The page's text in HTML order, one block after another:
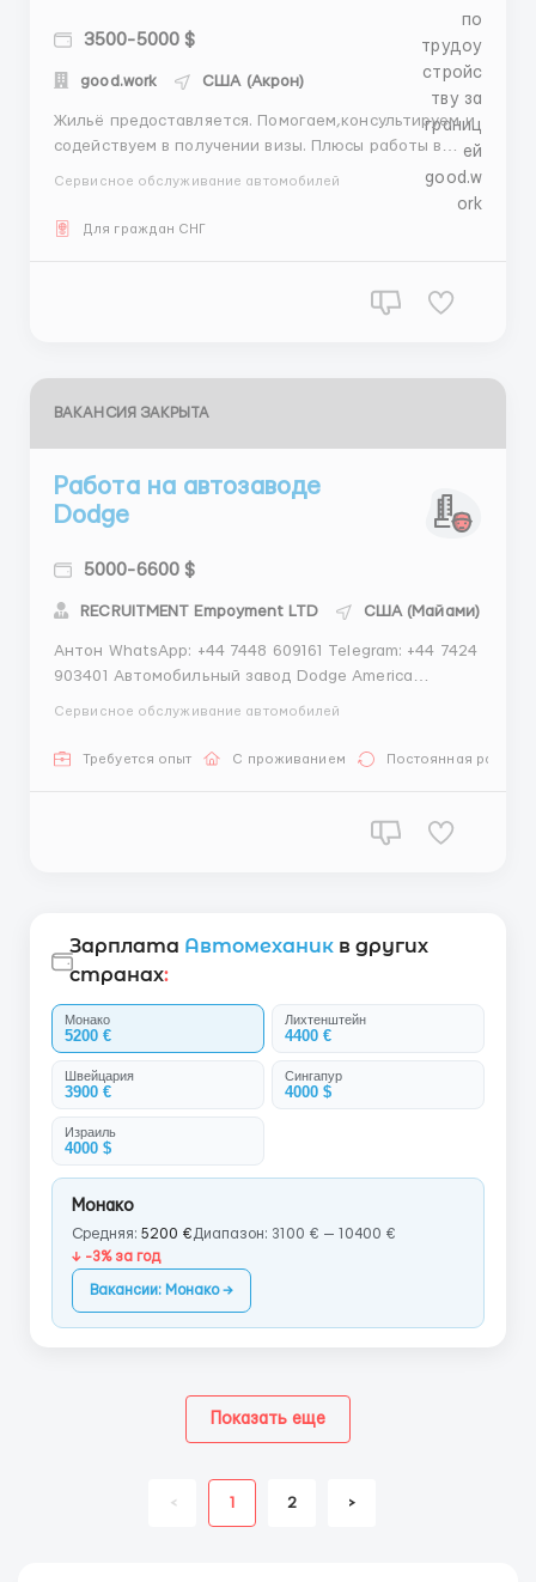
3500-5000 $
good.work США (Акрон)
Жильё предоставляется. Помогаем,консультируем и
содействуем в получении визы. Плюсы работы в
направлена на диагностику и решение технических
проблем, обеспечивая безопасность и комфорт
Сервисное обслуживание автомобилей
Для граждан СНГ
ВАКАНСИЯ ЗАКРЫТА
Работа на автозаводе
Dodge
5000-6600 $
RECRUITMENT Empoyment LTD США (Майами)
Антон WhatsApp: +44 7448 609161 Telegram: +44 7424
903401 Автомобильный завод Dodge America
Требования: Обязательное наличие документов для
Сервисное обслуживание автомобилей
Требуется опыт С проживанием Постоянная работа
Зарплата Автомеханик в других
странах:
Монако
5200 €
Лихтенштейн
4400 €
Швейцария
3900 €
Сингапур
4000 $
Израиль
4000 $
Монако
Средняя: 5200 € Диапазон: 3100 € — 10400 €
↓ -3% за год
Вакансии: Монако →
< 1 2 >
Показать еще